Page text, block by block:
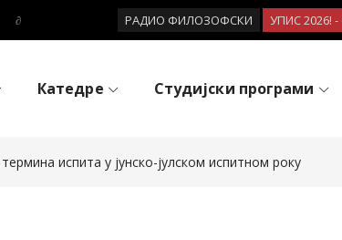
РАДИО ФИЛОЗОФСКИ УПИС 2026!
Катедре Студијски програми
испита у јунско-јулском испитном року